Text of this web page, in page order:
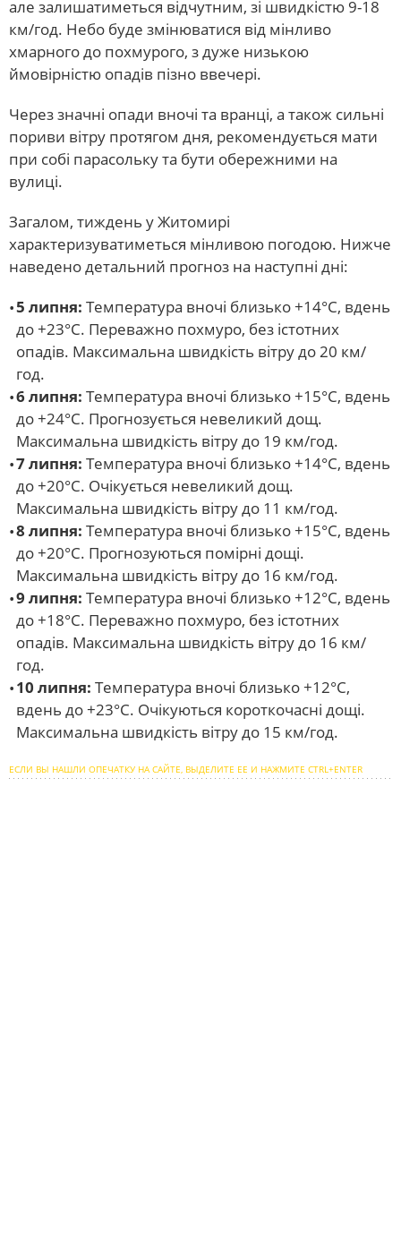
але залишатиметься відчутним, зі швидкістю 9-18
км/год. Небо буде змінюватися від мінливо
хмарного до похмурого, з дуже низькою
ймовірністю опадів пізно ввечері.
Через значні опади вночі та вранці, а також сильні
пориви вітру протягом дня, рекомендується мати
при собі парасольку та бути обережними на
вулиці.
Загалом, тиждень у Житомирі
характеризуватиметься мінливою погодою. Нижче
наведено детальний прогноз на наступні дні:
5 липня: Температура вночі близько +14°C, вдень
до +23°C. Переважно похмуро, без істотних
опадів. Максимальна швидкість вітру до 20 км/
год.
6 липня: Температура вночі близько +15°C, вдень
до +24°C. Прогнозується невеликий дощ.
Максимальна швидкість вітру до 19 км/год.
7 липня: Температура вночі близько +14°C, вдень
до +20°C. Очікується невеликий дощ.
Максимальна швидкість вітру до 11 км/год.
8 липня: Температура вночі близько +15°C, вдень
до +20°C. Прогнозуються помірні дощі.
Максимальна швидкість вітру до 16 км/год.
9 липня: Температура вночі близько +12°C, вдень
до +18°C. Переважно похмуро, без істотних
опадів. Максимальна швидкість вітру до 16 км/
год.
10 липня: Температура вночі близько +12°C,
вдень до +23°C. Очікуються короткочасні дощі.
Максимальна швидкість вітру до 15 км/год.
ЕСЛИ ВЫ НАШЛИ ОПЕЧАТКУ НА САЙТЕ, ВЫДЕЛИТЕ ЕЕ И НАЖМИТЕ CTRL+ENTER